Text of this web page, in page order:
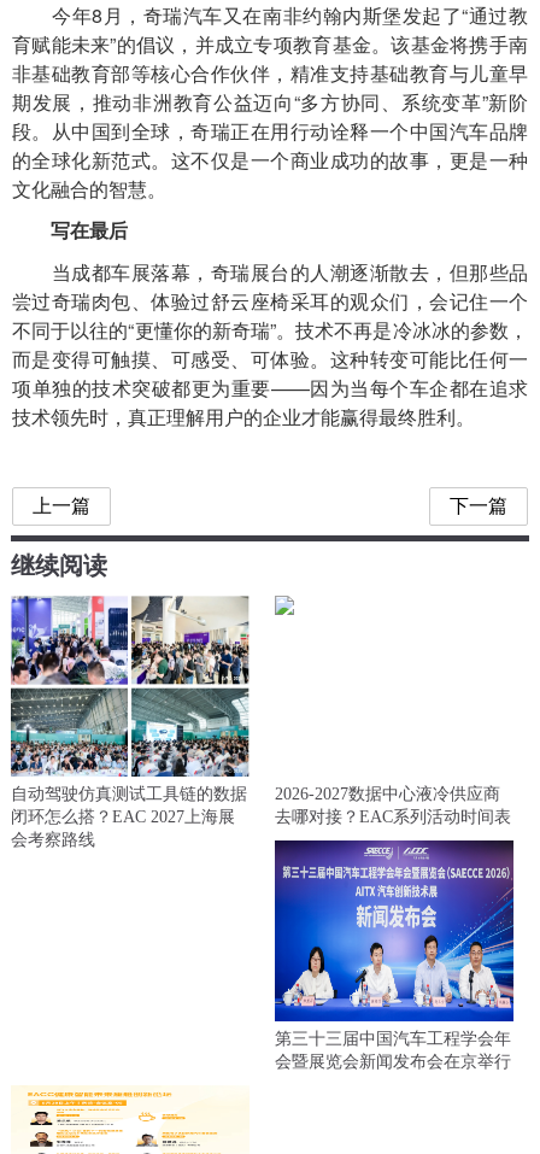
今年8月，奇瑞汽车又在南非约翰内斯堡发起了“通过教
育赋能未来”的倡议，并成立专项教育基金。该基金将携手南
非基础教育部等核心合作伙伴，精准支持基础教育与儿童早
期发展，推动非洲教育公益迈向“多方协同、系统变革”新阶
段。从中国到全球，奇瑞正在用行动诠释一个中国汽车品牌
的全球化新范式。这不仅是一个商业成功的故事，更是一种
文化融合的智慧。
写在最后
当成都车展落幕，奇瑞展台的人潮逐渐散去，但那些品
尝过奇瑞肉包、体验过舒云座椅采耳的观众们，会记住一个
不同于以往的“更懂你的新奇瑞”。技术不再是冷冰冰的参数，
而是变得可触摸、可感受、可体验。这种转变可能比任何一
项单独的技术突破都更为重要——因为当每个车企都在追求
技术领先时，真正理解用户的企业才能赢得最终胜利。
上一篇 下一篇
继续阅读
自动驾驶仿真测试工具链的数据
闭环怎么搭？EAC 2027上海展
会考察路线
2026-2027数据中心液冷供应商
去哪对接？EAC系列活动时间表
第三十三届中国汽车工程学会年
会暨展览会新闻发布会在京举行